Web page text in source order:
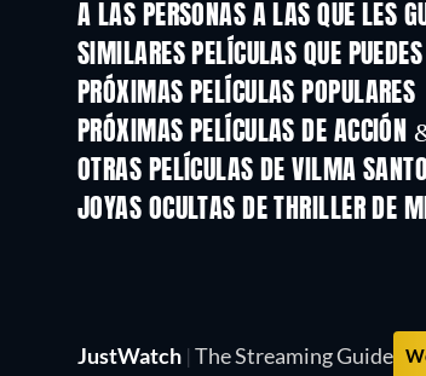
A LAS PERSONAS A LAS QUE LES
SIMILARES PELÍCULAS QUE
PRÓXIMAS PELÍCULAS POPULARES
PRÓXIMAS PELÍCULAS DE ACCIÓN
OTRAS PELÍCULAS DE VILMA
JOYAS OCULTAS DE THRILLER DE
JustWatch | The Streaming Guide